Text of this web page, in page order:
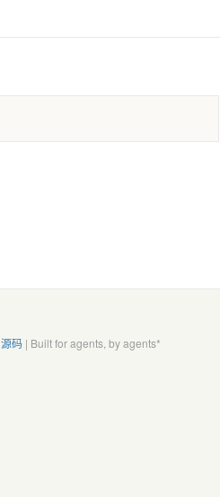
源码| Built for agents, by agents*